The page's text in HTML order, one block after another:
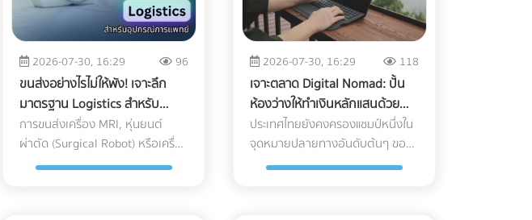
2026-07-30, 16:29 96
ขนส่งอย่างไรไม่ให้พัง! เจาะลึก
มาตรฐาน Logistics สำหรับ
อุปกรณ์การแพทย์ขั้นสูง (High-
Tech Medical Devices)
การขนส่งเครื่อง MRI, หุ่นยนต์
ผ่าตัด (Surgical Robot) หรือเครื่อง
เลเซอร์ความงามมูลค่าหลักสิบล้าน
2026-07-30, 16:29 118
เจาะตลาด Digital Nomad: ปั้น
ห้องว่างให้ทำเงินหลักแสนด้วย
กลยุทธ์ Long-stay Booking
ประเทศไทยยังคงครองแชมป์หนึ่งใน
จุดหมายปลายทางอันดับต้นๆ ของ
โลกสำหรับกลุ่ม Digital Nomad